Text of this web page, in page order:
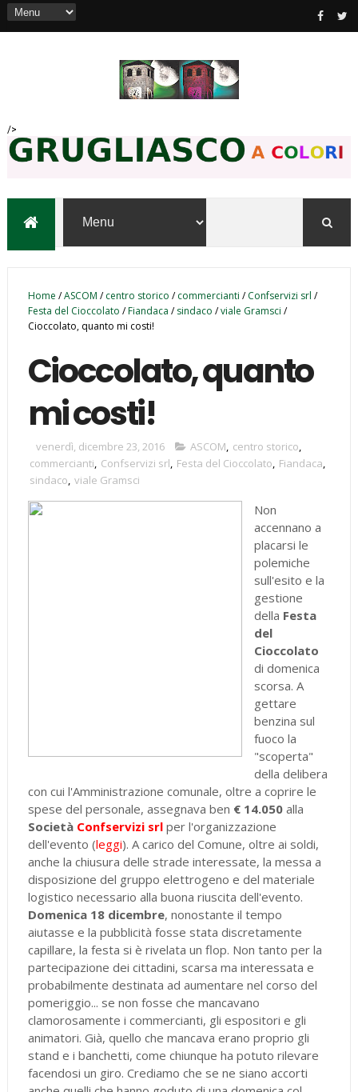
/>
Home /ASCOM / centro storico / commercianti / Confservizi srl /
Festa del Cioccolato /Fiandaca / sindaco /viale Gramsci /
Cioccolato, quanto mi costi!
Cioccolato, quanto
mi costi!
venerdì, dicembre 23, 2016 ASCOM, centro storico,
commercianti, Confservizi srl, Festa del Cioccolato, Fiandaca,
sindaco, viale Gramsci
Non
accennano a
placarsi le
polemiche
sull'esito e la
gestione
della Festa
del
Cioccolato
di domenica
scorsa. A
gettare
benzina sul
fuoco la
"scoperta"
della delibera
con cui l'Amministrazione comunale, oltre a coprire le
spese del personale, assegnava ben € 14.050alla
Società Confservizi srlper l'organizzazione
dell'evento (leggi). A carico del Comune, oltre ai soldi,
anche la chiusura delle strade interessate, la messa a
disposizione del gruppo elettrogeno e del materiale
logistico necessario alla buona riuscita dell'evento.
Domenica 18 dicembre, nonostante il tempo
aiutasse e la pubblicità fosse stata discretamente
capillare, la festa si è rivelata un flop. Non tanto per la
partecipazione dei cittadini, scarsa ma interessata e
probabilmente destinata ad aumentare nel corso del
pomeriggio... se non fosse che mancavano
clamorosamente i commercianti, gli espositori e gli
animatori. Già, quello che mancava erano proprio gli
stand e i banchetti, come chiunque ha potuto rilevare
facendosi un giro. Crediamo che se ne siano accorti